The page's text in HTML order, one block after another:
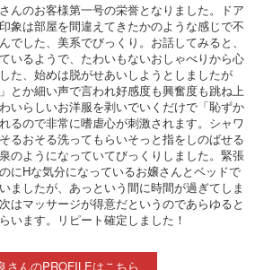
んのお客様第一号の栄誉となりました。ドア
象は部屋を間違えてきたかのような感じで不
でした、美系でびっくり。お話してみると、
いるようで、たわいもないおしゃべりから心
た、始めは脱がせあいしようとしましたが
とか細い声で言われ好感度も興奮度も跳ね上
いらしいお洋服を剥いでいくだけで「恥ずか
るので非常に嗜虐心が刺激されます。シャワ
るおそる洗ってもらいそっと指をしのばせる
のようになっていてびっくりしました。緊張
にHな気分になっているお嬢さんとベッドで
ましたが、あっという間に時間が過ぎてしま
はマッサージが得意だというのであらゆると
います。リピート確定しました！
さんのPROFILEはこちら